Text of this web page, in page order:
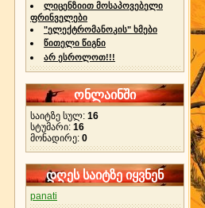
ლიცენზიით მოსაპოვებელი
ფრინველები
"ელექტრომანოკის" ხმები
წითელი წიგნი
არ ესროლოთ!!!
ონლაინში
საიტზე სულ: 16
სტუმარი: 16
მონადირე: 0
დღეს საიტზე იყვნენ
panati